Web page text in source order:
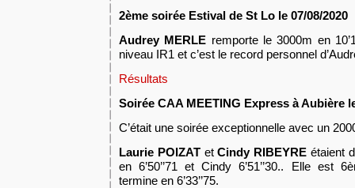
2ème soirée Estival de St Lo le 07/08/2020
Audrey MERLE remporte le 3000m en
niveau IR1 et c’est le record personnel
Résultats
Soirée CAA MEETING Express à Aubière
C’était une soirée exceptionnelle avec un
Laurie POIZATetCindy RIBEYRE étaient
en 6’50’’71 et Cindy 6’51’’30.. Elle est
termine en 6’33’’75.